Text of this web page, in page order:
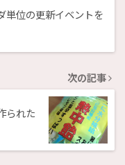
位の更新イベントを
次の記事
られた